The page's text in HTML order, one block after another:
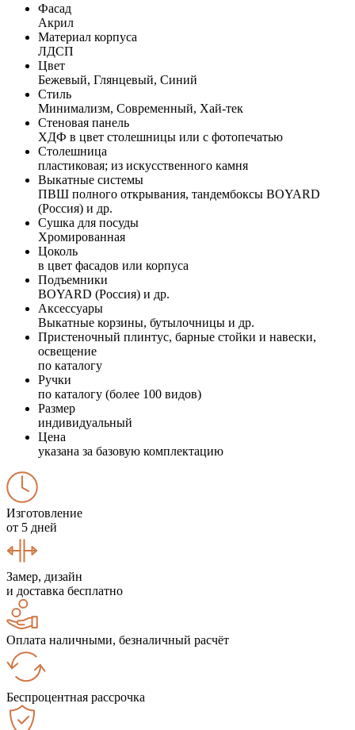
Фасад
Акрил
Материал корпуса
ЛДСП
Цвет
Бежевый, Глянцевый, Синий
Стиль
Минимализм, Современный, Хай-тек
Стеновая панель
ХДФ в цвет столешницы или с фотопечатью
Столешница
пластиковая; из искусственного камня
Выкатные системы
ПВШ полного открывания, тандембоксы BOYARD
(Россия) и др.
Сушка для посуды
Хромированная
Цоколь
в цвет фасадов или корпуса
Подъемники
BOYARD (Россия) и др.
Аксессуары
Выкатные корзины, бутылочницы и др.
Пристеночный плинтус, барные стойки и навески,
освещение
по каталогу
Ручки
по каталогу (более 100 видов)
Размер
индивидуальный
Цена
указана за базовую комплектацию
Изготовление
от 5 дней
Замер, дизайн
и доставка бесплатно
Оплата наличными, безналичный расчёт
Беспроцентная рассрочка